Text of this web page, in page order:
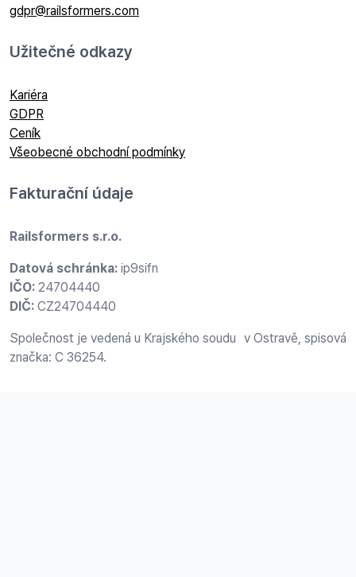
gdpr@railsformers.com
Užitečné odkazy
Kariéra
GDPR
Ceník
Všeobecné obchodní podmínky
Fakturační údaje
Railsformers s.r.o.
Datová schránka: ip9sifn
IČO: 24704440
DIČ: CZ24704440
Společnost je vedená u Krajského soudu v Ostravě, spisová
značka: C 36254.